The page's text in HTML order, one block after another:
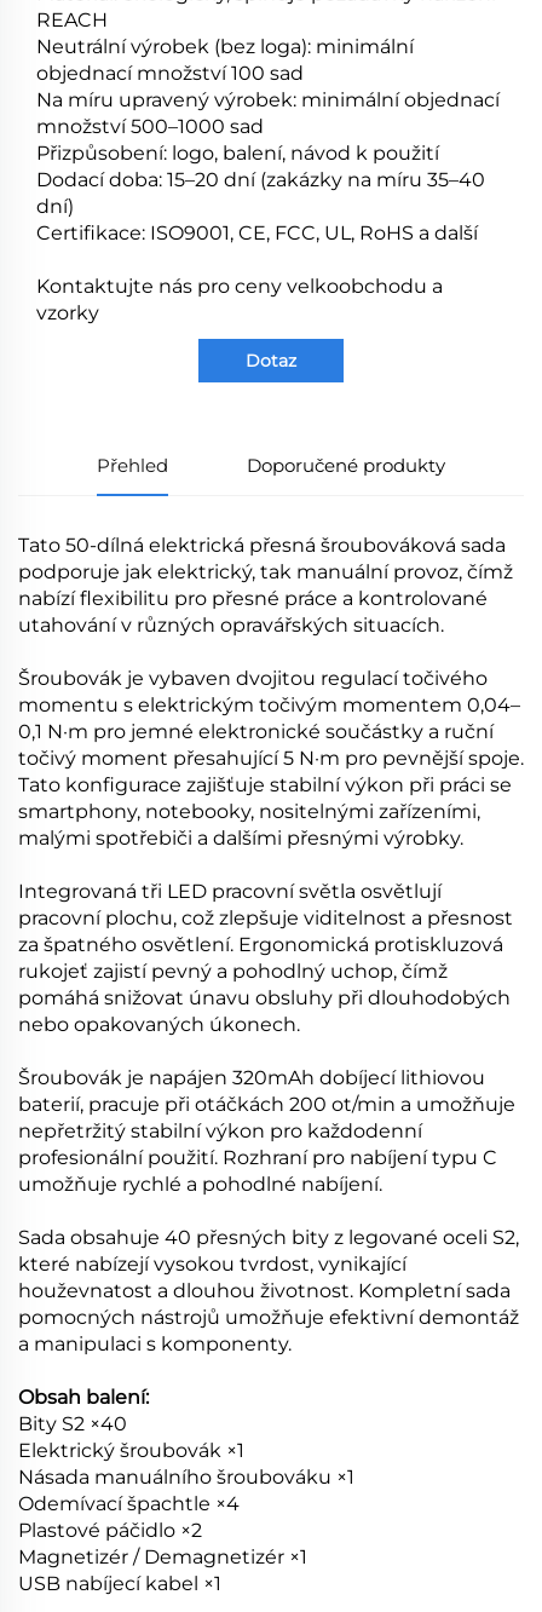
REACH
Neutrální výrobek (bez loga): minimální
objednací množství 100 sad
Na míru upravený výrobek: minimální objednací
množství 500–1000 sad
Přizpůsobení: logo, balení, návod k použití
Dodací doba: 15–20 dní (zakázky na míru 35–40
dní)
Certifikace: ISO9001, CE, FCC, UL, RoHS a další
Kontaktujte nás pro ceny velkoobchodu a
vzorky
Dotaz
Přehled Doporučené produkty
Tato 50-dílná elektrická přesná šroubováková sada
podporuje jak elektrický, tak manuální provoz, čímž
nabízí flexibilitu pro přesné práce a kontrolované
utahování v různých opravářských situacích.
Šroubovák je vybaven dvojitou regulací točivého
momentu s elektrickým točivým momentem 0,04–
0,1 N·m pro jemné elektronické součástky a ruční
točivý moment přesahující 5 N·m pro pevnější spoje.
Tato konfigurace zajišťuje stabilní výkon při práci se
smartphony, notebooky, nositelnými zařízeními,
malými spotřebiči a dalšími přesnými výrobky.
Integrovaná tři LED pracovní světla osvětlují
pracovní plochu, což zlepšuje viditelnost a přesnost
za špatného osvětlení. Ergonomická protiskluzová
rukojeť zajistí pevný a pohodlný uchop, čímž
pomáhá snižovat únavu obsluhy při dlouhodobých
nebo opakovaných úkonech.
Šroubovák je napájen 320mAh dobíjecí lithiovou
baterií, pracuje při otáčkách 200 ot/min a umožňuje
nepřetržitý stabilní výkon pro každodenní
profesionální použití. Rozhraní pro nabíjení typu C
umožňuje rychlé a pohodlné nabíjení.
Sada obsahuje 40 přesných bity z legované oceli S2,
které nabízejí vysokou tvrdost, vynikající
houževnatost a dlouhou životnost. Kompletní sada
pomocných nástrojů umožňuje efektivní demontáž
a manipulaci s komponenty.
Obsah balení:
Bity S2 ×40
Elektrický šroubovák ×1
Násada manuálního šroubováku ×1
Odemívací špachtle ×4
Plastové páčidlo ×2
Magnetizér / Demagnetizér ×1
USB nabíjecí kabel ×1